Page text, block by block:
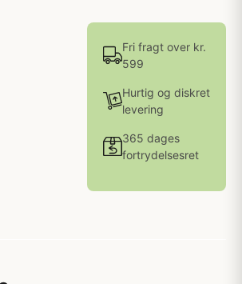
Fri fragt over kr.
599
Hurtig og diskret
levering
365 dages
fortrydelsesret